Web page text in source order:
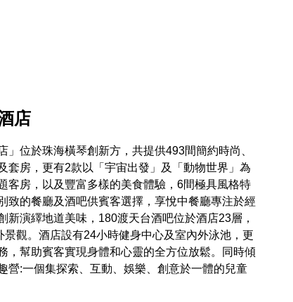
店
」位於珠海橫琴創新方，共提供493間簡約時尚、
套房，更有2款以「宇宙出發」及「動物世界」為
客房，以及豐富多樣的美食體驗，6間極具風格特
致的餐廳及酒吧供賓客選擇，享悅中餐廳專注於經
新演繹地道美味，180渡天台酒吧位於酒店23層，
景觀。酒店設有24小時健身中心及室內外泳池，更
，幫助賓客實現身體和心靈的全方位放鬆。同時傾
營:一個集探索、互動、娛樂、創意於一體的兒童